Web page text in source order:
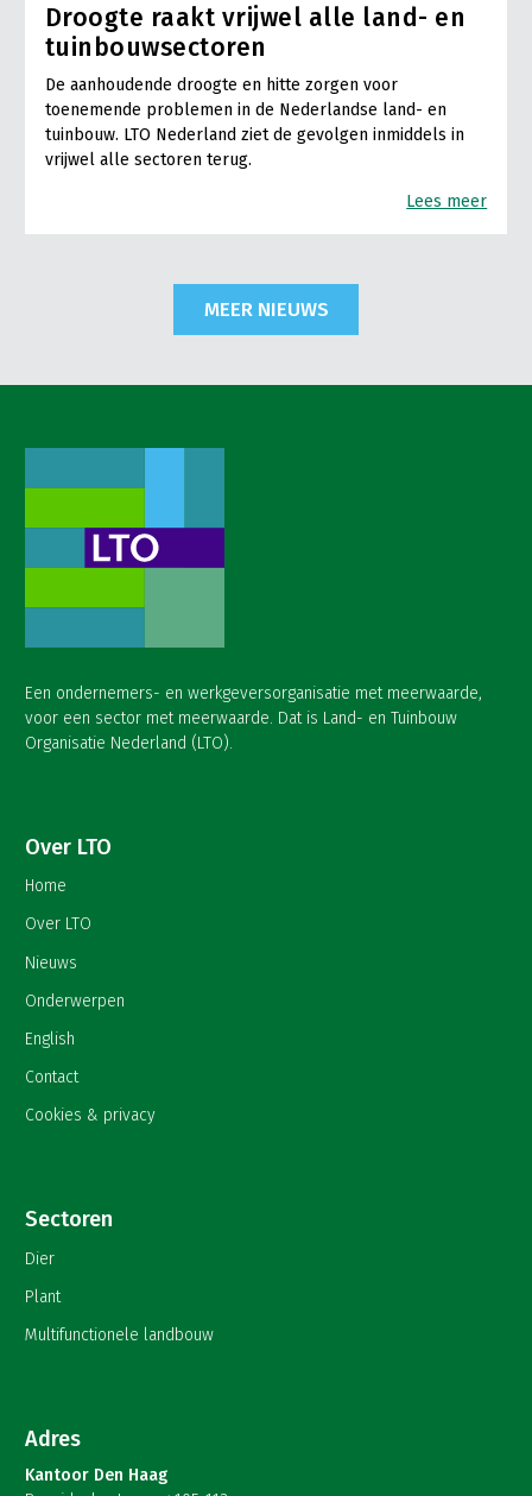
Droogte raakt vrijwel alle land- en
tuinbouwsectoren
De aanhoudende droogte en hitte zorgen voor
toenemende problemen in de Nederlandse land- en
tuinbouw. LTO Nederland ziet de gevolgen inmiddels in
vrijwel alle sectoren terug.
Lees meer
MEER NIEUWS
Een ondernemers- en werkgeversorganisatie met meerwaarde,
voor een sector met meerwaarde. Dat is Land- en Tuinbouw
Organisatie Nederland (LTO).
Over LTO
Home
Over LTO
Nieuws
Onderwerpen
English
Contact
Cookies & privacy
Sectoren
Dier
Plant
Multifunctionele landbouw
Adres
Kantoor Den Haag